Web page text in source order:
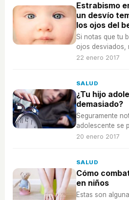
Estrabismo
un desvío
los ojos del
Si notas que tu
ojos desviados,
algo
22 enero 2017
SALUD
¿Tu hijo
demasiado?
Seguramente
adolescente se
durmiendo, pero
20 enero 2017
SALUD
Cómo
en niños
Estas son